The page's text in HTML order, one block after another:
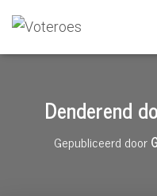
Denderend
Gepubliceerd door